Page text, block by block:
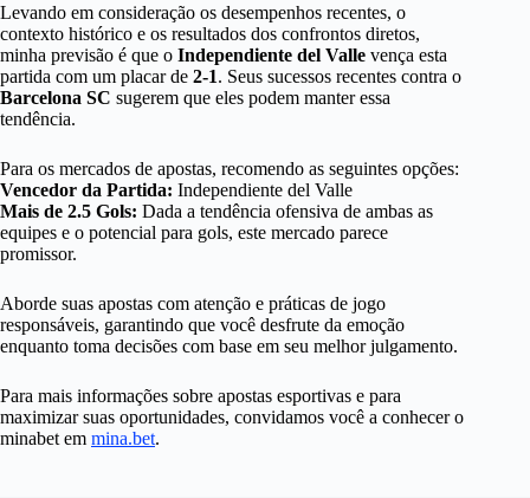
Levando em consideração os desempenhos recentes, o
contexto histórico e os resultados dos confrontos diretos,
minha previsão é que o Independiente del Valle vença esta
partida com um placar de 2-1. Seus sucessos recentes contra o
Barcelona SC sugerem que eles podem manter essa
tendência.
Para os mercados de apostas, recomendo as seguintes opções:
Vencedor da Partida: Independiente del Valle
Mais de 2.5 Gols: Dada a tendência ofensiva de ambas as
equipes e o potencial para gols, este mercado parece
promissor.
Aborde suas apostas com atenção e práticas de jogo
responsáveis, garantindo que você desfrute da emoção
enquanto toma decisões com base em seu melhor julgamento.
Para mais informações sobre apostas esportivas e para
maximizar suas oportunidades, convidamos você a conhecer o
minabet em mina.bet.